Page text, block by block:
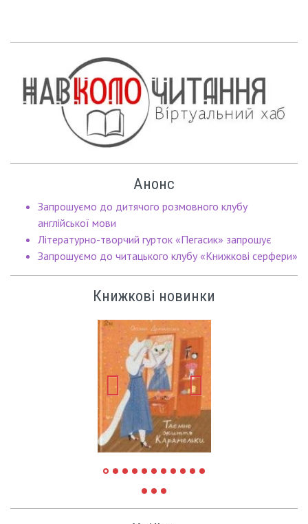
Анонс
Запрошуємо до дитячого розмовного клубу
англійської мови
Літературно-творчий гурток «Пегасик» запрошує
Запрошуємо до читацького клубу «Книжкові серфери»
Книжкові новинки